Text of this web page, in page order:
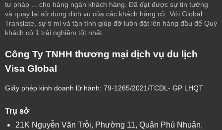
tư pháp ... cho hàng ngàn khách hàng. Đã đạt được sự tin tưởng
và quay lại sử dụng dịch vụ của các khách hàng cũ. Với Global
Translate, sự tỉ mỉ và tận tình giúp đỡ luôn đặt lên hàng đầu để Quý
khách có 1 trải nghiệm tốt nhất.
Công Ty TNHH thương mại dịch vụ du lịch
Visa Global
Giấy phép kinh doanh lữ hành: 79-1265/2021/TCDL- GP LHQT
Trụ sở
21K Nguyễn Văn Trỗi, Phường 11, Quận Phú Nhuận,